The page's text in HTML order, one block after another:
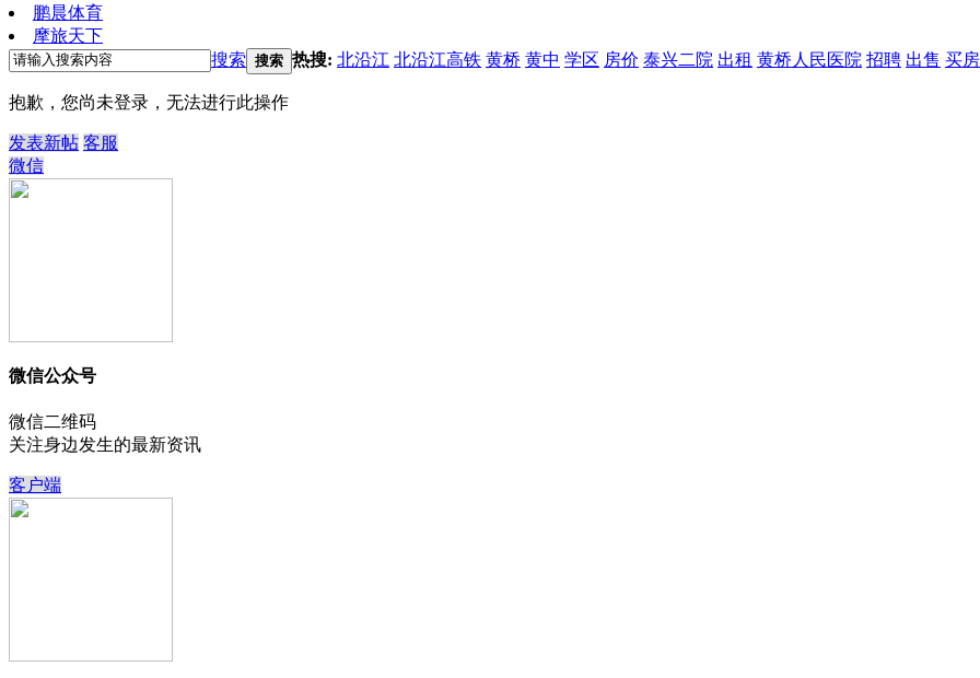
鹏晨体育
摩旅天下
搜索 搜索 热搜: 北沿江 北沿江高铁 黄桥 黄中 学区 房价 泰兴二院 出租 黄桥人民医院 招聘 出售 买房
抱歉，您尚未登录，无法进行此操作
发表新帖 客服
微信
微信公众号
微信二维码
关注身边发生的最新资讯
客户端